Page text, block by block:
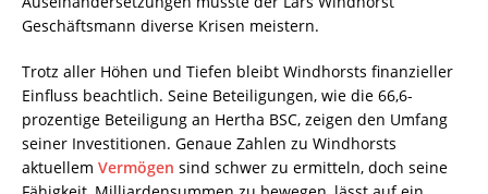
Geschäftsmann diverse Krisen meistern.
Trotz aller Höhen und Tiefen bleibt Windhorsts finanzieller
Einfluss beachtlich. Seine Beteiligungen, wie die 66,6-
prozentige Beteiligung an Hertha BSC, zeigen den Umfang
seiner Investitionen. Genaue Zahlen zu Windhorsts
aktuellem Vermögen sind schwer zu ermitteln, doch seine